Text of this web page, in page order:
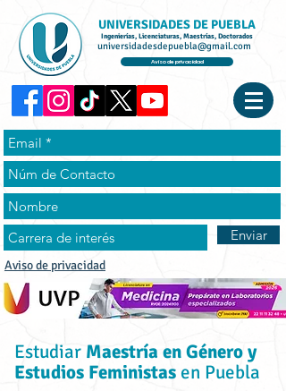
UNIVERSIDADES DE PUEBLA
Ingenierías, Licenciaturas, Maestrías, Doctorados
universidadesdepuebla@gmail.com
Aviso de privacidad
Enviar
Aviso de privacidad
Estudiar Maestría en Género y
Estudios Feministas en Puebla